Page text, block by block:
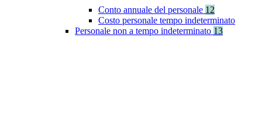
Conto annuale del personale 12
Costo personale tempo indeterminato
Personale non a tempo indeterminato 13